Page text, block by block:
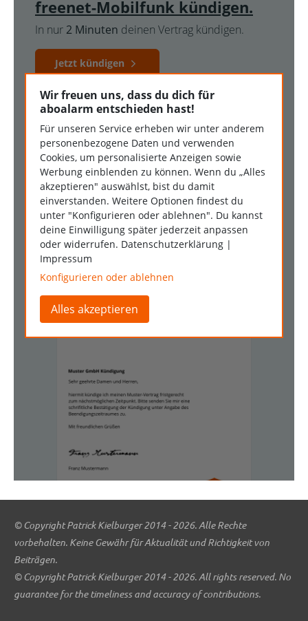
© Copyright Patrick Kielburger 2014 - 2026. Alle Rechte
vorbehalten. Keine Gewähr für Aktualität und Richtigkeit von
Beiträgen.
© Copyright Patrick Kielburger 2014 - 2026. All rights reserved. No
guarantee for the timeliness and accuracy of contributions.